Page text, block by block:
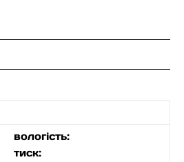
вологість:
тиск: